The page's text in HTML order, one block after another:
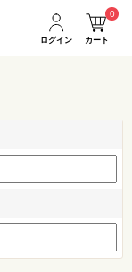
ログイン カート
0